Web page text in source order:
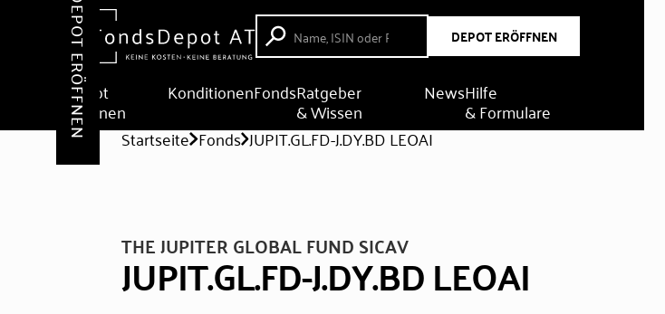
DEPOT ERÖFFNEN
Depot
eröffnen
KonditionenFondsRatgeber
& Wissen
NewsHilfe
& Formulare
DEPOT ERÖFFNEN Startseite Fonds JUPIT.GL.FD-J.DY.BD LEOAI
THE JUPITER GLOBAL FUND SICAV
JUPIT.GL.FD-J.DY.BD LEOAI